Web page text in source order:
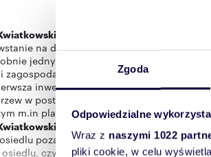
Zgoda
Odpowiedzialne
Wraz z naszymi 1022
pliki cookie, w celu
na działce zlokalizowanej przy ul.
jednym z najbardziej atrakcyjnych
zagospodarowania terenu.
inwestycja w Rzeszowie, która ma
w postaci łąk kwietnych. Dodatkowo
poza wcześniej wspomnianymi
osiedlu, czyli coś czego jeszcze na